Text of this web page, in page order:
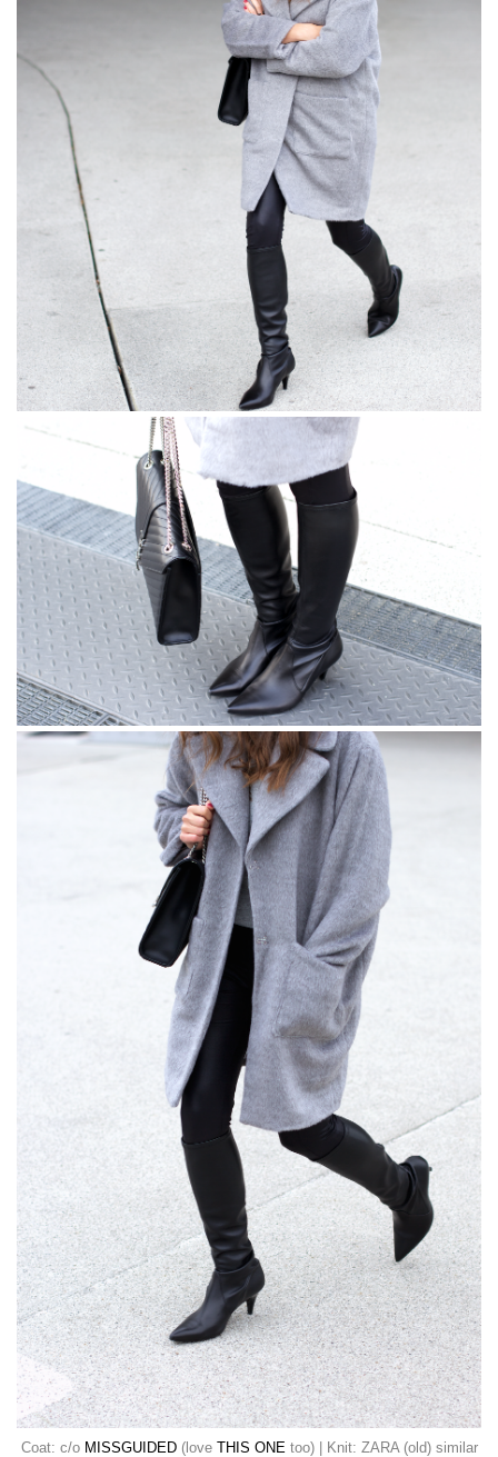
Coat: c/o MISSGUIDED(love THIS ONE too) | Knit: ZARA (old) similar